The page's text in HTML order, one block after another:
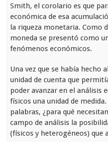
Smith, el corolario es que
económica de esa
la riqueza monetaria. Como
moneda se presentó como
fenómenos económicos.
Una vez que se había hecho
unidad de cuenta que
poder avanzar en el análisis
físicos una unidad de
palabras, ¿para qué
campo de análisis la
(físicos y heterogéneos) que